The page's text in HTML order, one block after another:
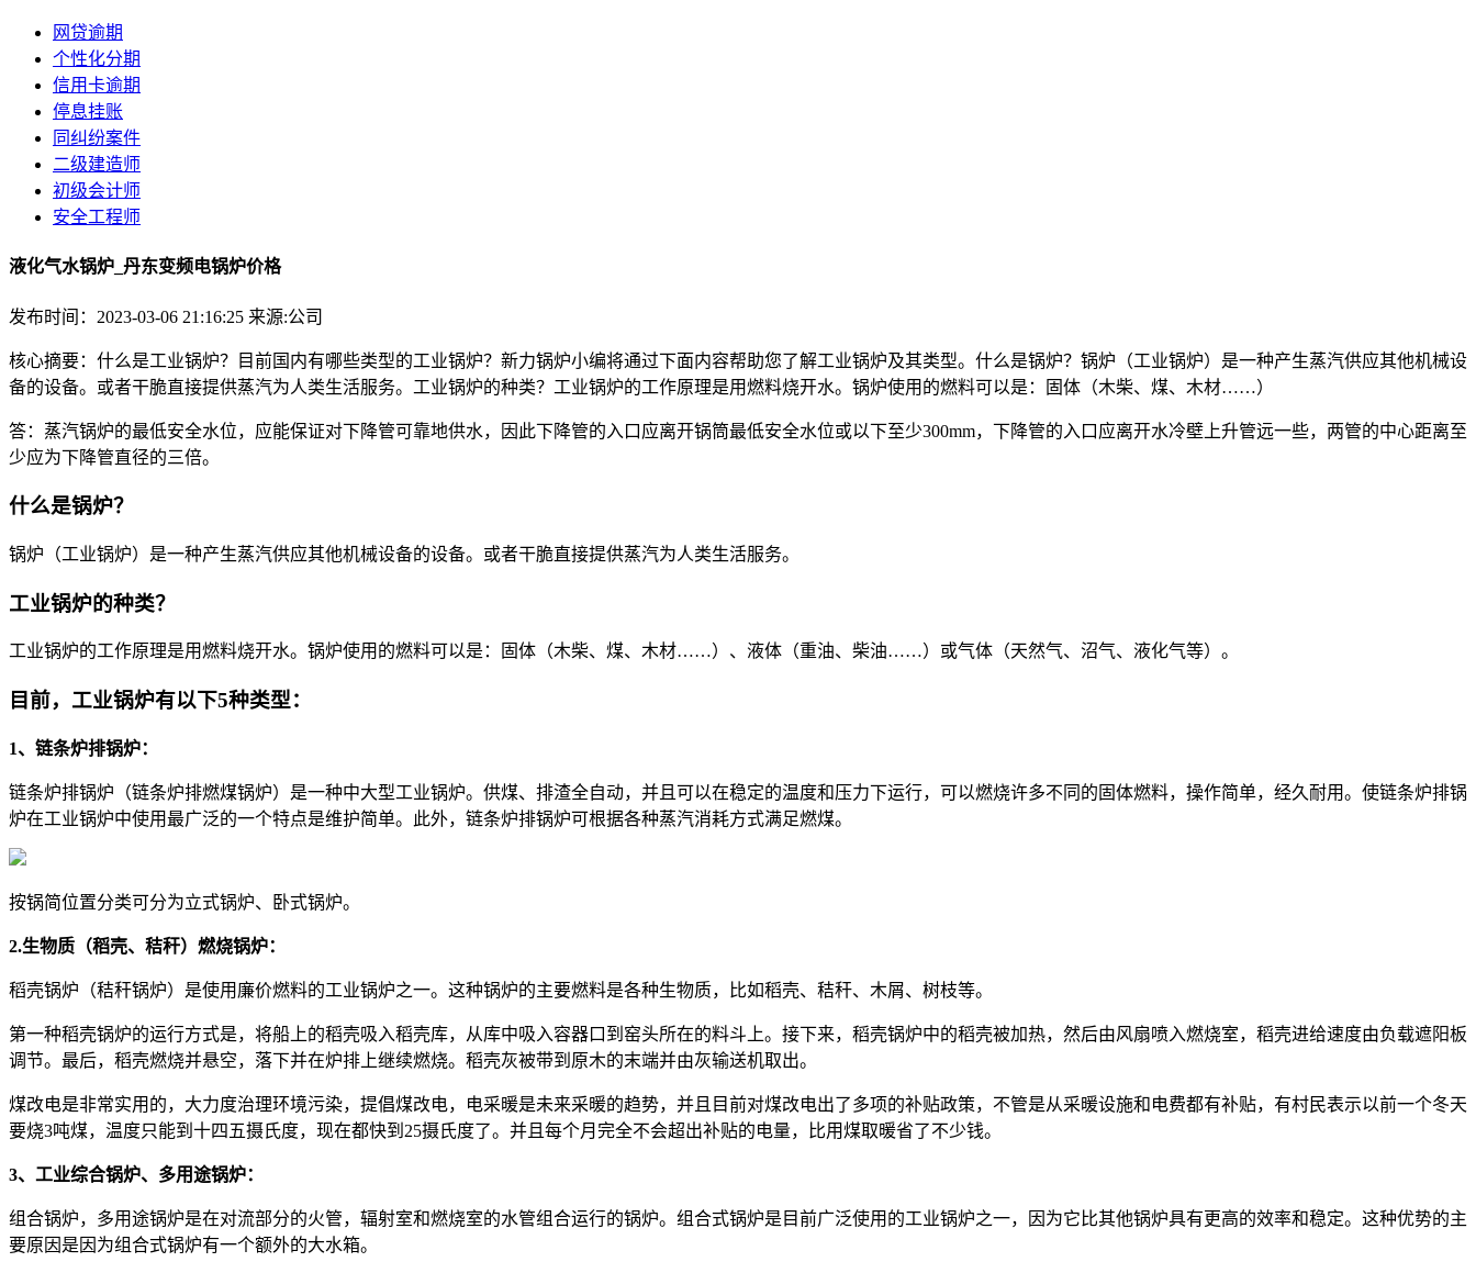
网贷逾期
个性化分期
信用卡逾期
停息挂账
同纠纷案件
二级建造师
初级会计师
安全工程师
液化气水锅炉_丹东变频电锅炉价格
发布时间：2023-03-06 21:16:25 来源:公司
核心摘要：什么是工业锅炉？目前国内有哪些类型的工业锅炉？新力锅炉小编将通过下面内容帮助您了解工业锅炉及其类型。什么是锅炉？锅炉（工业锅炉）是一种产生蒸汽供应其他机械设
备的设备。或者干脆直接提供蒸汽为人类生活服务。工业锅炉的种类？工业锅炉的工作原理是用燃料烧开水。锅炉使用的燃料可以是：固体（木柴、煤、木材……）
答：蒸汽锅炉的最低安全水位，应能保证对下降管可靠地供水，因此下降管的入口应离开锅筒最低安全水位或以下至少300mm，下降管的入口应离开水冷壁上升管远一些，两管的中心距离至
少应为下降管直径的三倍。
什么是锅炉？
锅炉（工业锅炉）是一种产生蒸汽供应其他机械设备的设备。或者干脆直接提供蒸汽为人类生活服务。
工业锅炉的种类？
工业锅炉的工作原理是用燃料烧开水。锅炉使用的燃料可以是：固体（木柴、煤、木材……）、液体（重油、柴油……）或气体（天然气、沼气、液化气等）。
目前，工业锅炉有以下5种类型：
1、链条炉排锅炉：
链条炉排锅炉（链条炉排燃煤锅炉）是一种中大型工业锅炉。供煤、排渣全自动，并且可以在稳定的温度和压力下运行，可以燃烧许多不同的固体燃料，操作简单，经久耐用。使链条炉排锅
炉在工业锅炉中使用最广泛的一个特点是维护简单。此外，链条炉排锅炉可根据各种蒸汽消耗方式满足燃煤。
按锅简位置分类可分为立式锅炉、卧式锅炉。
2.生物质（稻壳、秸秆）燃烧锅炉：
稻壳锅炉（秸秆锅炉）是使用廉价燃料的工业锅炉之一。这种锅炉的主要燃料是各种生物质，比如稻壳、秸秆、木屑、树枝等。
第一种稻壳锅炉的运行方式是，将船上的稻壳吸入稻壳库，从库中吸入容器口到窑头所在的料斗上。接下来，稻壳锅炉中的稻壳被加热，然后由风扇喷入燃烧室，稻壳进给速度由负载遮阳板
调节。最后，稻壳燃烧并悬空，落下并在炉排上继续燃烧。稻壳灰被带到原木的末端并由灰输送机取出。
煤改电是非常实用的，大力度治理环境污染，提倡煤改电，电采暖是未来采暖的趋势，并且目前对煤改电出了多项的补贴政策，不管是从采暖设施和电费都有补贴，有村民表示以前一个冬天
要烧3吨煤，温度只能到十四五摄氏度，现在都快到25摄氏度了。并且每个月完全不会超出补贴的电量，比用煤取暖省了不少钱。
3、工业综合锅炉、多用途锅炉：
组合锅炉，多用途锅炉是在对流部分的火管，辐射室和燃烧室的水管组合运行的锅炉。组合式锅炉是目前广泛使用的工业锅炉之一，因为它比其他锅炉具有更高的效率和稳定。这种优势的主
要原因是因为组合式锅炉有一个额外的大水箱。